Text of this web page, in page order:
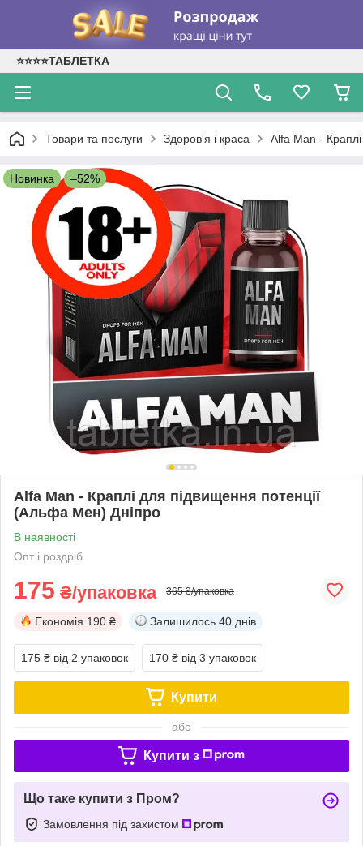
⭐⭐⭐⭐ТАБЛЕТКА
Товари та послуги Здоров'я і краса Alfa Man -
Новинка –52%
Alfa Man - Краплі для підвищення потенції
(Альфа Мен) Дніпро
В наявності
Опт і роздріб
175 ₴/упаковка 365 ₴/упаковка
Економія 190 ₴ Залишилось 40 днів
175 ₴ від 2 упаковок 170 ₴ від 3 упаковок
Купити
або
Купити з
Що таке купити з Пром?
Замовлення під захистом